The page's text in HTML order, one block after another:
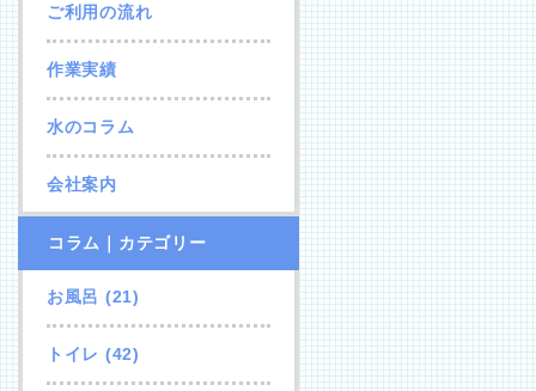
ご利用の流れ
作業実績
水のコラム
会社案内
コラム｜カテゴリー
お風呂 (21)
トイレ (42)